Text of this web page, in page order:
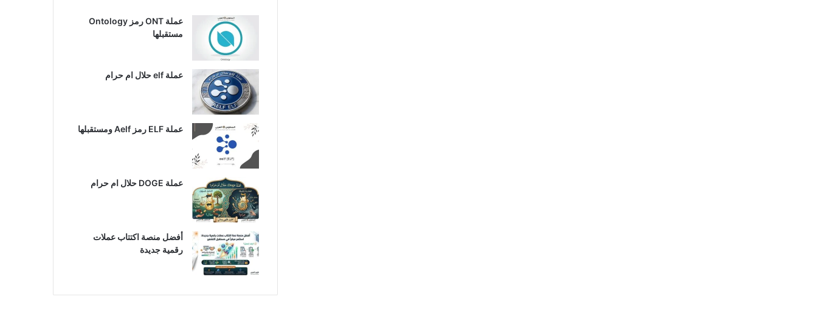
عملة ONT رمز Ontology
مستقبلها
عملة elf حلال ام حرام
عملة ELF رمز Aelf ومستقبلها
عملة DOGE حلال ام حرام
أفضل منصة اكتتاب عملات
رقمية جديدة